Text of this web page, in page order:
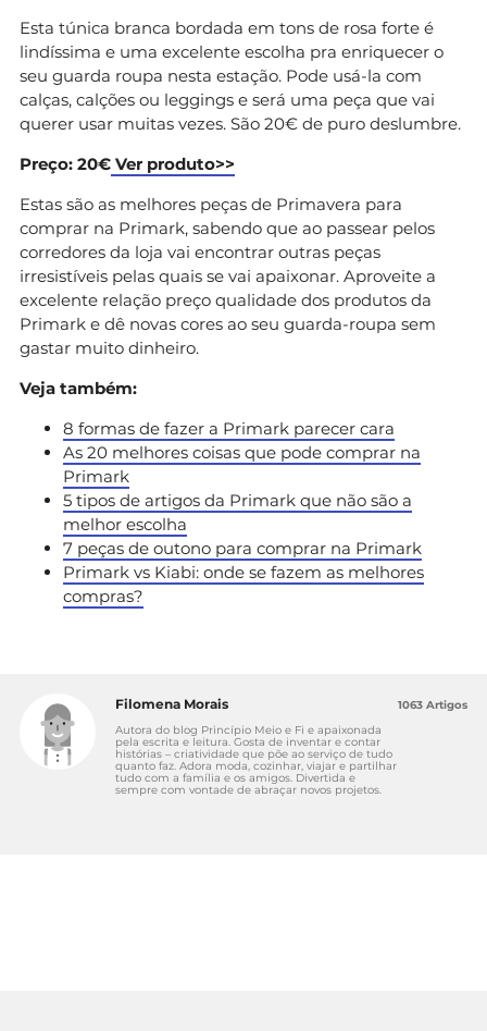
Esta túnica branca bordada em tons de rosa forte é
lindíssima e uma excelente escolha pra enriquecer o
seu guarda roupa nesta estação. Pode usá-la com
calças, calções ou leggings e será uma peça que vai
querer usar muitas vezes. São 20€ de puro deslumbre.
Preço: 20€ Ver produto>>
Estas são as melhores peças de Primavera para
comprar na Primark, sabendo que ao passear pelos
corredores da loja vai encontrar outras peças
irresistíveis pelas quais se vai apaixonar. Aproveite a
excelente relação preço qualidade dos produtos da
Primark e dê novas cores ao seu guarda-roupa sem
gastar muito dinheiro.
Veja também:
8 formas de fazer a Primark parecer cara
As 20 melhores coisas que pode comprar na
Primark
5 tipos de artigos da Primark que não são a
melhor escolha
7 peças de outono para comprar na Primark
Primark vs Kiabi: onde se fazem as melhores
compras?
Filomena Morais
Autora do blog Princípio Meio e Fi e apaixonada
pela escrita e leitura. Gosta de inventar e contar
histórias – criatividade que põe ao serviço de tudo
quanto faz. Adora moda, cozinhar, viajar e partilhar
tudo com a família e os amigos. Divertida e
sempre com vontade de abraçar novos projetos.
1063 Artigos